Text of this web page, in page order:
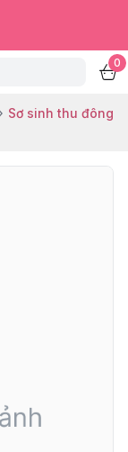
0
Sơ sinh thu đông